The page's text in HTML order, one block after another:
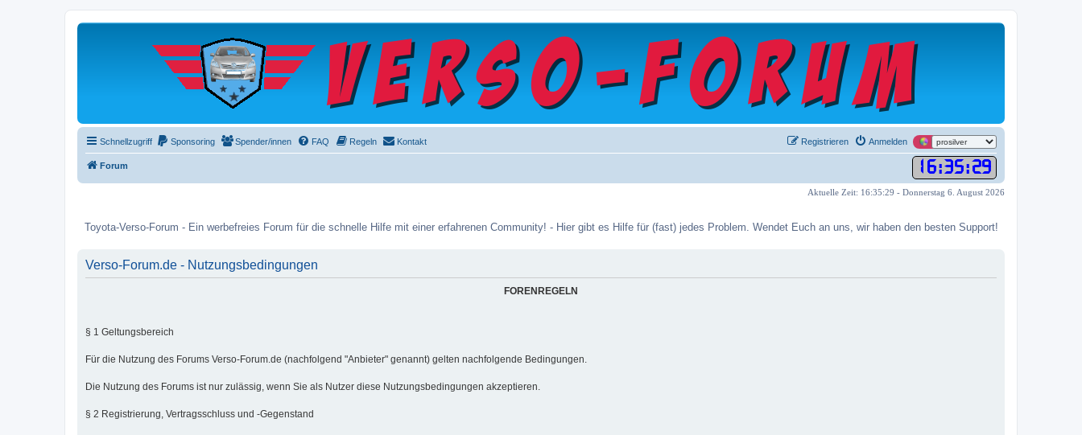
Schnellzugriff Sponsoring Spender/innen FAQ Regeln Kontakt Anmelden
Registrieren
Forum 16:35:30
Aktuelle Zeit: 16:35:30 - Donnerstag 6. August 2026
Toyota-Verso-Forum - Ein werbefreies Forum für die schnelle Hilfe mit einer erfahrenen Community! - Hier gibt es Hilfe für (fast) jedes Problem. Wendet Euch an uns, wir haben den besten Support!
Verso-Forum.de - Nutzungsbedingungen
FORENREGELN
§ 1 Geltungsbereich
Für die Nutzung des Forums Verso-Forum.de (nachfolgend "Anbieter" genannt) gelten nachfolgende Bedingungen.
Die Nutzung des Forums ist nur zulässig, wenn Sie als Nutzer diese Nutzungsbedingungen akzeptieren.
§ 2 Registrierung, Vertragsschluss und -Gegenstand